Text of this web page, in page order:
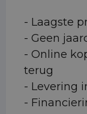
- Laagste
- Geen
- Online
terug
- Levering
-